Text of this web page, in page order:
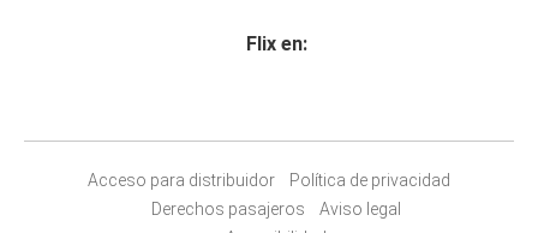
Flix en:
Acceso para distribuidor
Política de privacidad
Derechos pasajeros
Aviso legal